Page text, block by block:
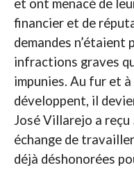
et ont menacé de
financier et de
demandes
infractions graves
impunies. Au fur et
développent, il
José Villarejo a
échange de
déjà déshonorées